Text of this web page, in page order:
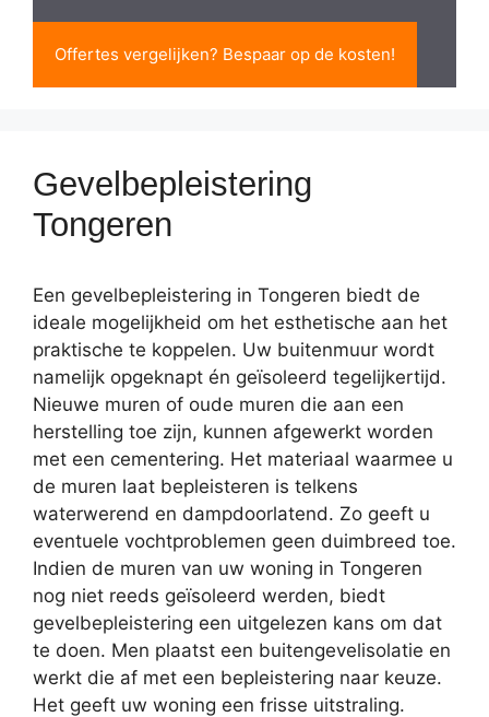
Offertes vergelijken? Bespaar op de kosten!
Gevelbepleistering
Tongeren
Een gevelbepleistering in Tongeren biedt de
ideale mogelijkheid om het esthetische aan het
praktische te koppelen. Uw buitenmuur wordt
namelijk opgeknapt én geïsoleerd tegelijkertijd.
Nieuwe muren of oude muren die aan een
herstelling toe zijn, kunnen afgewerkt worden
met een cementering. Het materiaal waarmee u
de muren laat bepleisteren is telkens
waterwerend en dampdoorlatend. Zo geeft u
eventuele vochtproblemen geen duimbreed toe.
Indien de muren van uw woning in Tongeren
nog niet reeds geïsoleerd werden, biedt
gevelbepleistering een uitgelezen kans om dat
te doen. Men plaatst een buitengevelisolatie en
werkt die af met een bepleistering naar keuze.
Het geeft uw woning een frisse uitstraling.